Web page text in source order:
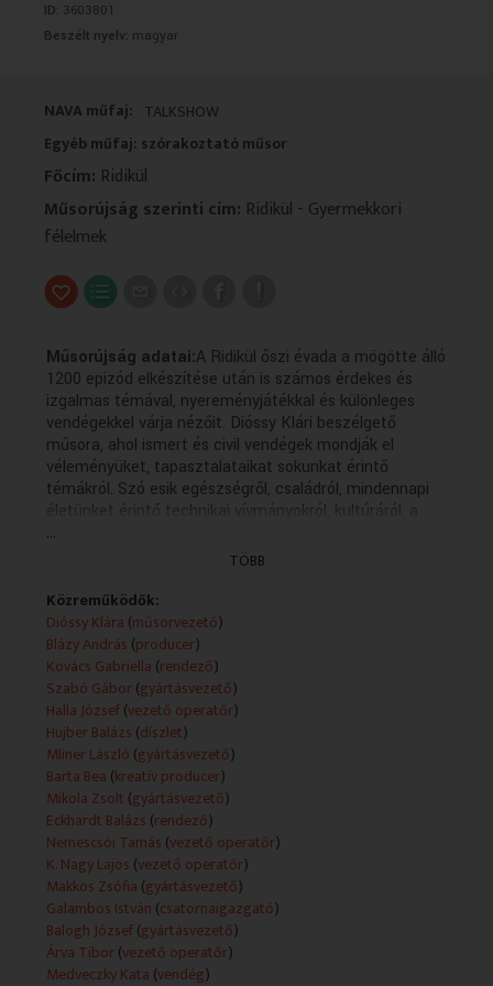
ID: 3603801
Beszélt nyelv: magyar
NAVA műfaj: TALKSHOW
Egyéb műfaj: szórakoztató műsor
Főcím: Ridikül
Műsorújság szerinti cím: Ridikül - Gyermekkori
félelmek
Műsorújság adatai:A Ridikül őszi évada a mögötte álló
1200 epizód elkészítése után is számos érdekes és
izgalmas témával, nyereményjátékkal és különleges
vendégekkel várja nézőit. Dióssy Klári beszélgető
műsora, ahol ismert és civil vendégek mondják el
véleményüket, tapasztalataikat sokunkat érintő
témákról. Szó esik egészségről, családról, mindennapi
életünket érintő technikai vívmányokról, kultúráról, a
világban elért rangos eredményeinkről. A hétköznap
jelentkező műsor nőkhöz és férfiakhoz egyaránt szól.
Technikai leírás:
A feltüntetett műsorkészítők köre adásonként változó.
A műsorszolgáltatói ismertető forrása változó
(mediaklikk.hu; teletext).
Műsorszolgáltatói ismertető:
- Mai témánk: Gyerekkori félelmek.
Akik ma emelik műsorunk fényét: Medveczky Kata,
tanácsadó, szakpszichológusként, és 3 gyerekes
édesanyaként is találkozik a gyerekek félelmeivel. A
Szentendrei Református Óvodában többek között
meseterápiával, relaxációs gyakorlatokkal segít a
gyerekek szorongásainak oldásában. Bíró Eszter,
színész, énekes. Gyerekeknek szóló koncertjeit a kicsik
rajongótábora kíséri. Egy 9 éves kisfiú, és egy 11 éves
kislány mamája. Tapasztalatból tudja, mennyire kell
vigyázni egy szülőnek arra, hogy ne adja át saját
aggodalmait a gyerekeinek. Kubinyi Enikő, az ELTE
...
TÖBB
Közreműködők:
Dióssy Klára (műsorvezető)
Blázy András (producer)
Kovács Gabriella (rendező)
Szabó Gábor(gyártásvezető)
Halla József(vezető operatőr)
Hujber Balázs (díszlet)
Mliner László (gyártásvezető)
Barta Bea (kreatív producer)
Mikola Zsolt (gyártásvezető)
Eckhardt Balázs (rendező)
Nemescsói Tamás (vezető operatőr)
K. Nagy Lajos (vezető operatőr)
Makkos Zsófia (gyártásvezető)
Galambos István (csatornaigazgató)
Balogh József(gyártásvezető)
Árva Tibor(vezető operatőr)
Medveczky Kata (vendég)